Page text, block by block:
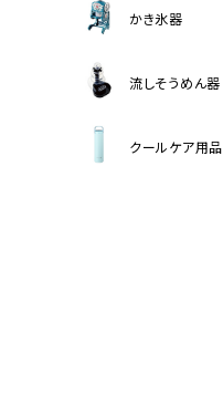
かき氷器
流しそうめん器
クールケア用品